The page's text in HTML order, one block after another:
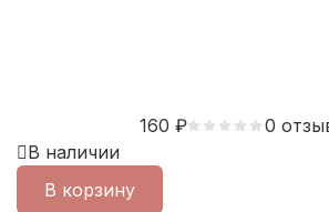
160 ₽
0
В наличии
В корзину